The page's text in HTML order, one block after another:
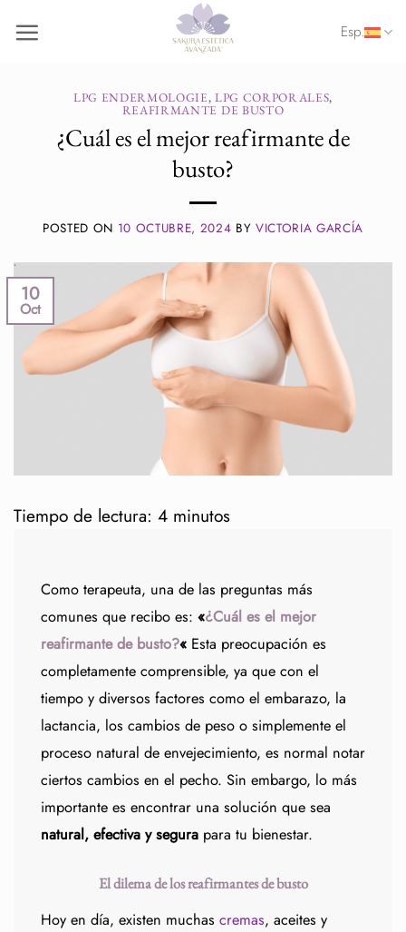
Esp.
LPG ENDERMOLOGIE, LPG CORPORALES,
REAFIRMANTE DE BUSTO
¿Cuál es el mejor reafirmante de
busto?
POSTED ON 10 OCTUBRE, 2024 BYVICTORIA GARCÍA
10
Oct
Tiempo de lectura: 4 minutos
Como terapeuta, una de las preguntas más
comunes que recibo es: «¿Cuál es el mejor
reafirmante de busto?« Esta preocupación es
completamente comprensible, ya que con el
tiempo y diversos factores como el embarazo, la
lactancia, los cambios de peso o simplemente el
proceso natural de envejecimiento, es normal notar
ciertos cambios en el pecho. Sin embargo, lo más
importante es encontrar una solución que sea
natural, efectiva y segura para tu bienestar.
El dilema de los reafirmantes de busto
Hoy en día, existen muchas cremas, aceites y